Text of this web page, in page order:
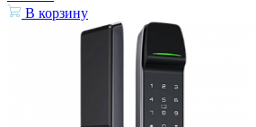
В корзину